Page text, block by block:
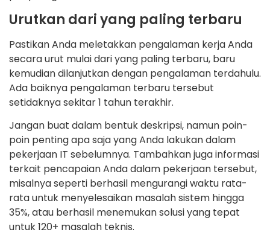
Urutkan dari yang paling terbaru
Pastikan Anda meletakkan pengalaman kerja Anda
secara urut mulai dari yang paling terbaru, baru
kemudian dilanjutkan dengan pengalaman terdahulu.
Ada baiknya pengalaman terbaru tersebut
setidaknya sekitar 1 tahun terakhir.
Jangan buat dalam bentuk deskripsi, namun poin-
poin penting apa saja yang Anda lakukan dalam
pekerjaan IT sebelumnya. Tambahkan juga informasi
terkait pencapaian Anda dalam pekerjaan tersebut,
misalnya seperti berhasil mengurangi waktu rata-
rata untuk menyelesaikan masalah sistem hingga
35%, atau berhasil menemukan solusi yang tepat
untuk 120+ masalah teknis.